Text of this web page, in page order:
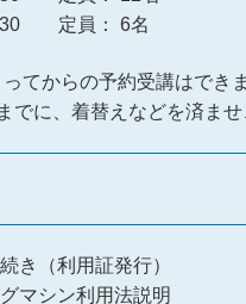
定員： 6名
てからの予約受講はでき
でに、着替えなどを済ま
き（利用証発行）
マシン利用法説明